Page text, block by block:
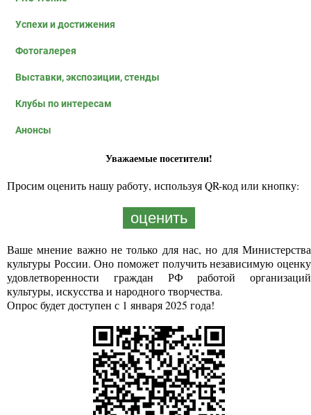
Успехи и достижения
Фотогалерея
Выставки, экспозиции, стенды
Клубы по интересам
Анонсы
Уважаемые посетители!
Просим оценить нашу работу, используя QR-код или кнопку:
оценить
Ваше мнение важно не только для нас, но для Министерства
культуры России. Оно поможет получить независимую оценку
удовлетворенности граждан РФ работой организаций
культуры, искусства и народного творчества.
Опрос будет доступен с 1 января 2025 года!